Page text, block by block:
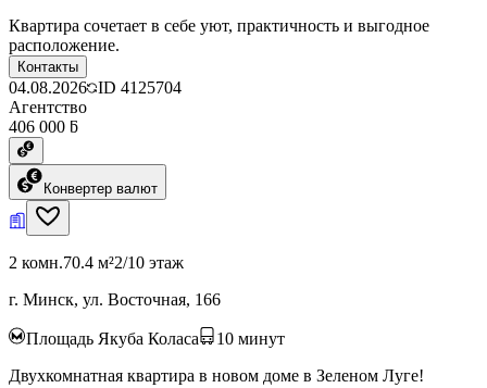
Квартира сочетает в себе уют, практичность и выгодное
расположение.
Контакты
04.08.2026 ID 4125704
Агентство
406 000 ƃ
Конвертер валют
2 комн.70.4 м²2/10 этаж
г. Минск, ул. Восточная, 166
Площадь Якуба Коласа 10 минут
Двухкомнатная квартира в новом доме в Зеленом Луге!